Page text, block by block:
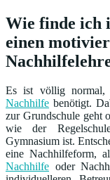
Wie finde ich
einen
Es ist völlig normal,
Nachhilfe benötigt.
zur Grundschule geht
wie der
Gymnasium ist.
eine Nachhilfeform,
Nachhilfe oder